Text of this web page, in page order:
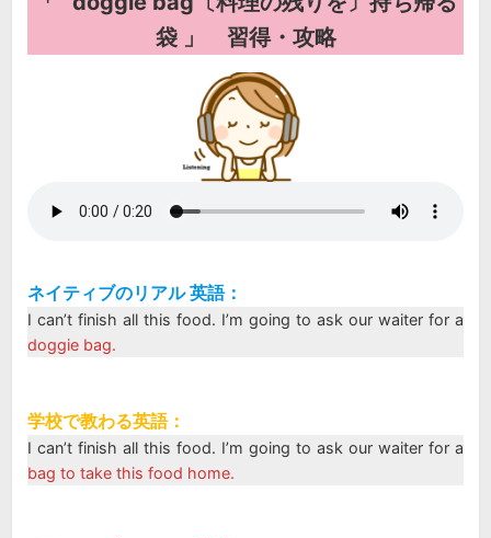
袋 」 習得・攻略
ネイティブのリアル 英語：
I can’t finish all this food. I’m going to ask our waiter for a
doggie bag.
学校で教わる英語：
I can’t finish all this food. I’m going to ask our waiter for a
bag to take this food home.